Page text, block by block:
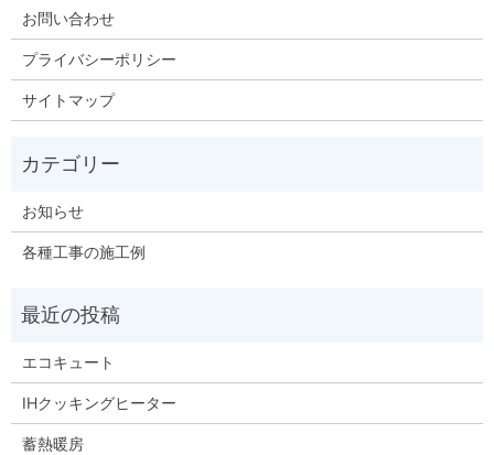
お問い合わせ
プライバシーポリシー
サイトマップ
お知らせ
各種工事の施工例
エコキュート
IHクッキングヒーター
蓄熱暖房